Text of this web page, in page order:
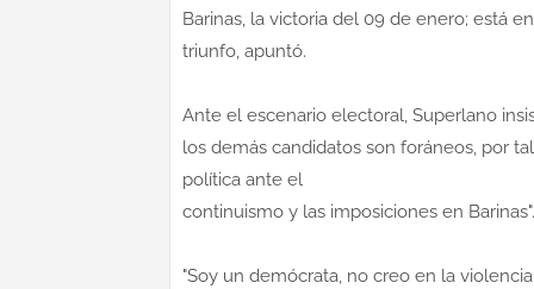
Barinas, la victoria del 09 de enero; está
triunfo, apuntó.
Ante el escenario electoral, Superlano
los demás candidatos son foráneos, por
política ante el
continuismo y las imposiciones en Barinas".
"Soy un demócrata, no creo en la